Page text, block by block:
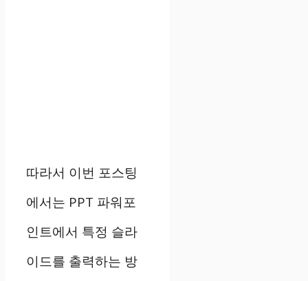
따라서 이번 포스팅
에서는 PPT 파워포
인트에서 특정 슬라
이드를 출력하는 방